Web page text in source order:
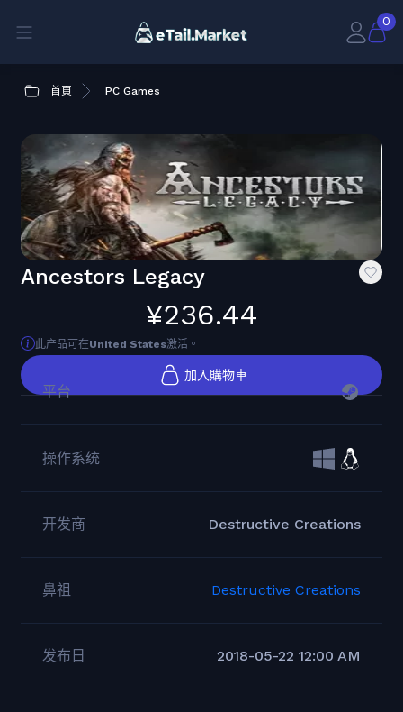
0
首頁 PC Games
Ancestors Legacy
¥236.44
此产品可在United States激活。
加入購物車
平台
操作系统
开发商 Destructive Creations
鼻祖 Destructive Creations
发布日 2018-05-22 12:00 AM